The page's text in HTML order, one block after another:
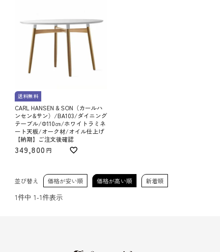
送料無料
CARL HANSEN & SON（カールハ
ンセン&サン）/BA103/ダイニング
テーブル/Φ110㎝/ホワイトラミネ
ート天板/オーク材/オイル仕上げ
【納期】ご注文後確認
349,800
並び替え 価格が安い順 価格が高い順 新着順
1件中 1-1件表示